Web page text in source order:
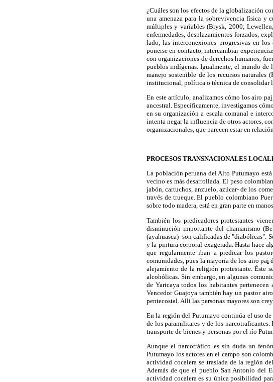
¿Cuáles son los efectos de la globalización
una amenaza para la sobrevivencia física y
múltiples y variables (Brysk, 2000;
enfermedades, desplazamientos forzados,
lado, las interconexiones progresivas en
ponerse en contacto, intercambiar
con organizaciones de derechos humanos,
pueblos indígenas. Igualmente, el mundo
manejo sostenible de los recursos naturales
institucional, política o técnica de consolidar
En este artículo, analizamos cómo los airo pai
ancestral. Específicamente, investigamos
en su organización a escala comunal e
intenta negar la influencia de otros actores,
organizacionales, que parecen estar en
PROCESOS TRANSNACIONALES
La población peruana del Alto Putumayo
vecino es más desarrollada. El peso
jabón, cartuchos, anzuelo, azúcar- de los
través de trueque. El pueblo colombiano
sobre todo madera, está en gran parte en
También los predicadores protestantes
disminución importante del chamanismo
(ayahuasca)- son calificadas de "diabólicas".
y la pintura corporal exagerada. Hasta hace
que regularmente iban a predicar los
comunidades, pues la mayoría de los airo pai
alejamiento de la religión protestante. Éste
alcohólicas. Sin embargo, en algunas
de Yaricaya todos los habitantes
Vencedor Guajoya también hay un pastor
pentecostal. Allí las personas mayores son
En la región del Putumayo continúa el uso
de los paramilitares y de los
transporte de bienes y personas por el río
Aunque el narcotráfico es sin duda un
Putumayo los actores en el campo son
actividad cocalera se traslada de la región
Además de que el pueblo San Antonio del
actividad cocalera es su única posibilidad